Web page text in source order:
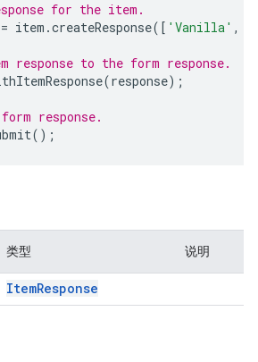
for the item.
= item .createResponse([ 'Vanilla' ,
response to the form response.
(response);
response.
();
类型 说明
ItemResponse